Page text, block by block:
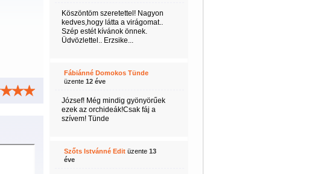
Köszöntöm szeretettel! Nagyon
kedves,hogy látta a virágomat..
Szép estét kívánok önnek.
Üdvözlettel.. Erzsike...
Fábiánné Domokos Tünde
üzente 12 éve
József! Még mindig gyönyörűek
ezek az orchideák!Csak fáj a
szívem! Tünde
Szőts Istvánné Editüzente 13
éve